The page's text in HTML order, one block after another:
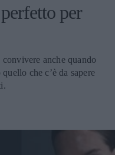
per
anche quando
che c’è da sapere